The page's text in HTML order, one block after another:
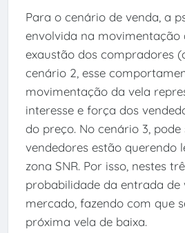
Para o cenário de venda, a
envolvida na movimentação
exaustão dos compradores
cenário 2, esse
movimentação da vela
interesse e força dos
do preço. No cenário 3,
vendedores estão querendo
zona SNR. Por isso, nestes
probabilidade da entrada de
mercado, fazendo com que
próxima vela de baixa.